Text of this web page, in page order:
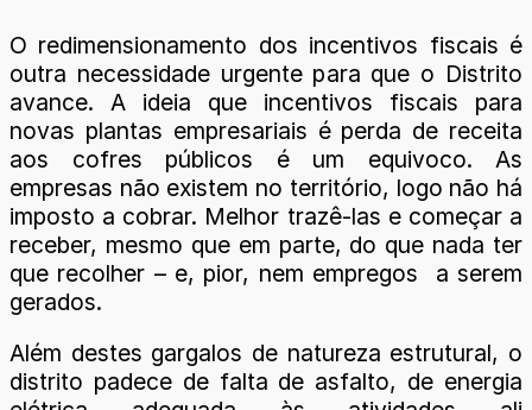
O redimensionamento dos incentivos fiscais é
outra necessidade urgente para que o Distrito
avance. A ideia que incentivos fiscais para
novas plantas empresariais é perda de receita
aos cofres públicos é um equivoco. As
empresas não existem no território, logo não há
imposto a cobrar. Melhor trazê-las e começar a
receber, mesmo que em parte, do que nada ter
que recolher – e, pior, nem empregos a serem
gerados.
Além destes gargalos de natureza estrutural, o
distrito padece de falta de asfalto, de energia